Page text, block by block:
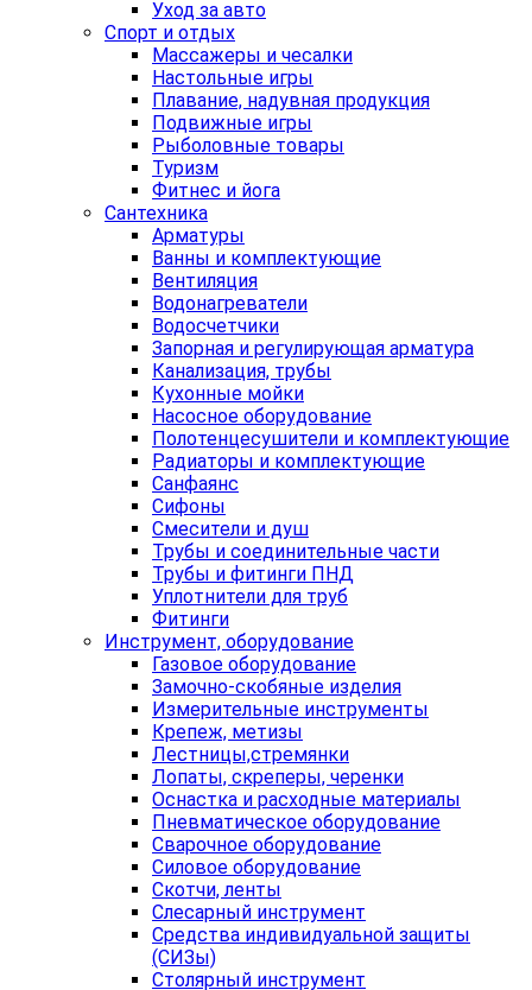
Уход за авто
Спорт и отдых
Массажеры и чесалки
Настольные игры
Плавание, надувная продукция
Подвижные игры
Рыболовные товары
Туризм
Фитнес и йога
Сантехника
Арматуры
Ванны и комплектующие
Вентиляция
Водонагреватели
Водосчетчики
Запорная и регулирующая арматура
Канализация, трубы
Кухонные мойки
Насосное оборудование
Полотенцесушители и комплектующие
Радиаторы и комплектующие
Санфаянс
Сифоны
Смесители и душ
Трубы и соединительные части
Трубы и фитинги ПНД
Уплотнители для труб
Фитинги
Инструмент, оборудование
Газовое оборудование
Замочно-скобяные изделия
Измерительные инструменты
Крепеж, метизы
Лестницы,стремянки
Лопаты, скреперы, черенки
Оснастка и расходные материалы
Пневматическое оборудование
Сварочное оборудование
Силовое оборудование
Скотчи, ленты
Слесарный инструмент
Средства индивидуальной защиты
(СИЗы)
Столярный инструмент